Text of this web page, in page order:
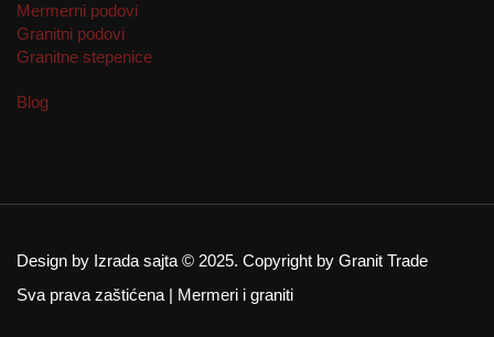
Mermerni podovi
Granitni podovi
Granitne stepenice
Blog
Design by Izrada sajta © 2025. Copyright by Granit Trade
Sva prava zaštićena | Mermeri i graniti